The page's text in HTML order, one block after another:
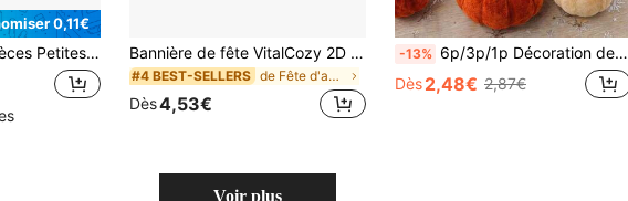
0,11€
la forêt des contes de fées, douche, mariage, anniversaire, salle de classe, jardin, centre de table
Bannière de fête VitalCozy 2D plate rose-orange coucher de soleil (style femme) et planche de surf bleue (style homme), guirlande décorative de coucher de soleil tropical avec découpes de cocktails, fruits, fleurs et coquillages, convient pour anniversaire thème tequila, remise de diplôme, douche nuptiale, mariage, esthétique
#4 BEST-SELLERS de Fête d'anniversaire Bannières et fanions
Dès4,53€
-13% 6p/3p/1p Décoration de citrouille, Citrouilles artificielles en velours faux mousse tissu, Citrouilles artificielles convenant pour la décoration de fête d'Halloween, d'automne et de Thanksgiving, Décoration de récolte de ferme d'automne et de Thanksgiving - Ton orange
Dès2,48€ 2,87€
Voir plus